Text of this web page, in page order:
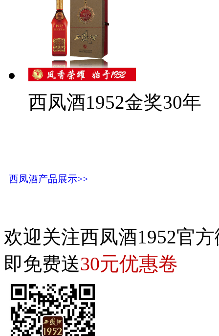
西凤酒1952金奖30年
西凤酒产品展示>>
欢迎关注西凤酒1952官
即免费送30元优惠卷